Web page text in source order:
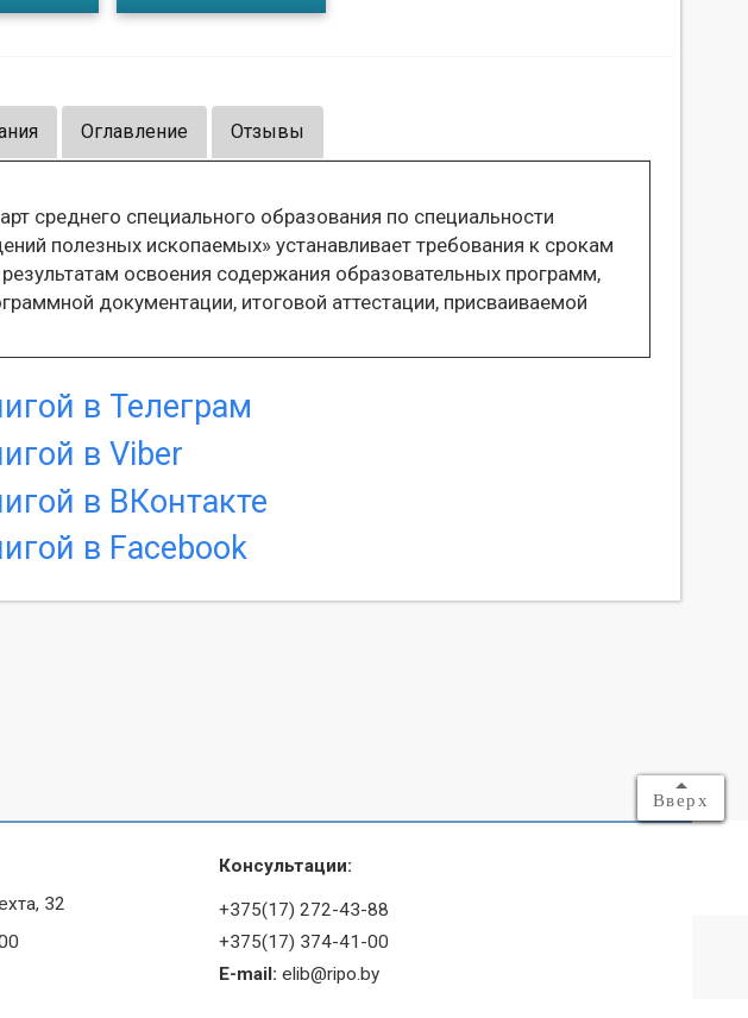
Оглавление Отзывы
среднего специального образования по специальности
полезных ископаемых» устанавливает требования к срокам
освоения содержания образовательных программ,
документации, итоговой аттестации, присваиваемой
Вверх
32
Консультации:
+375(17) 272-43-88
+375(17) 374-41-00
E-mail: elib@ripo.by